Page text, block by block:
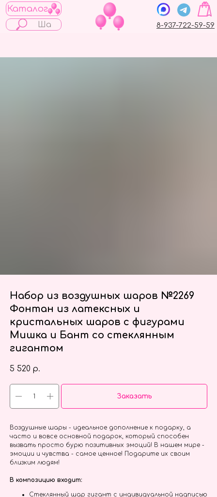
Каталог
8-937-722-59-59
Набор из воздушных шаров №2269
Фонтан из латексных и
кристальных шаров с фигурами
Мишка и Бант со стеклянным
гигантом
5 520 р.
Заказать
Воздушные шары - идеальное дополнение к подарку, а
часто и вовсе основной подарок, который способен
вызвать просто бурю позитивных эмоций! В нашем мире -
эмоции и чувства - самое ценное! Подарите их своим
близким людям!
В композицию входит:
Стеклянный шар гигант с индивидуальной надписью